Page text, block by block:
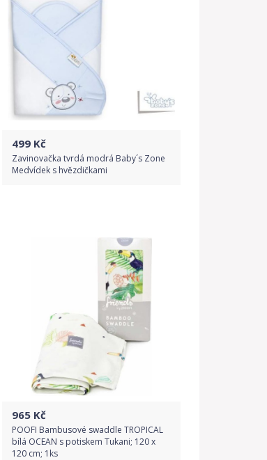
499 Kč
Zavinovačka tvrdá modrá Baby´s Zone
Medvídek s hvězdičkami
Detail produktu
965 Kč
POOFI Bambusové swaddle TROPICAL
bílá OCEAN s potiskem Tukani; 120 x
120 cm; 1ks